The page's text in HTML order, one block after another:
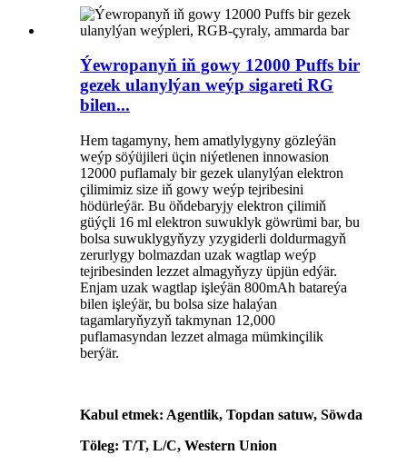
Ýewropanyň iň gowy 12000 Puffs bir
gezek ulanylýan weýp sigareti RG
bilen...
Hem tagamyny, hem amatlylygyny gözleýän
weýp söýüjileri üçin niýetlenen innowasion
12000 puflamaly bir gezek ulanylýan elektron
çilimimiz size iň gowy weýp tejribesini
hödürleýär. Bu öňdebaryjy elektron çilimiň
güýçli 16 ml elektron suwuklyk göwrümi bar, bu
bolsa suwuklygyňyzy yzygiderli doldurmagyň
zerurlygy bolmazdan uzak wagtlap weýp
tejribesinden lezzet almagyňyzy üpjün edýär.
Enjam uzak wagtlap işleýän 800mAh batareýa
bilen işleýär, bu bolsa size halaýan
tagamlaryňyzyň takmynan 12,000
puflamasyndan lezzet almaga mümkinçilik
berýär.
Kabul etmek: Agentlik, Topdan satuw, Söwda
Töleg: T/T, L/C, Western Union